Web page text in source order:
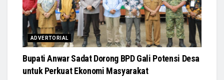
ADVERTORIAL
Bupati Anwar Sadat Dorong BPD Gali Potensi Desa
untuk Perkuat Ekonomi Masyarakat